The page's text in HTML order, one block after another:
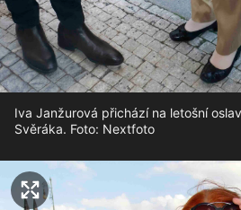
Iva Janžurová přichází na letošní
Svěráka. Foto: Nextfoto